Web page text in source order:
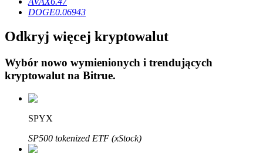
DOGE0.06943
Odkryj więcej kryptowalut
Wybór nowo wymienionych i trendujących
kryptowalut na Bitrue.
SPYX
SP500 tokenized ETF (xStock)